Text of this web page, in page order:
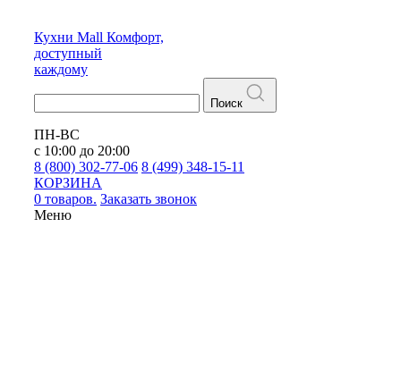
Кухни Mall Комфорт,
доступный
каждому
Поиск
ПН-ВС
с 10:00 до 20:00
8 (800) 302-77-06 8 (499) 348-15-11
КОРЗИНА
0 товаров. Заказать звонок
Меню